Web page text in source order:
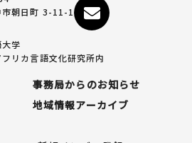
市朝日町 3-11-1
学
リカ言語文化研究所内
事務局からのお知らせ
地域情報アーカイブ